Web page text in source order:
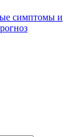
симптомы и